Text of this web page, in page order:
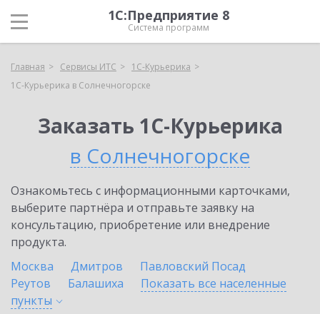
1С:Предприятие 8
Система программ
Главная Сервисы ИТС
1С-Курьерика
1С-Курьерика в Солнечногорске
Заказать 1С-Курьерика
в Солнечногорске
Ознакомьтесь с информационными карточками,
выберите партнёра и отправьте заявку на
консультацию, приобретение или внедрение
продукта.
Москва
Дмитров
Павловский Посад
Реутов
Балашиха
Показать все населенные
пункты